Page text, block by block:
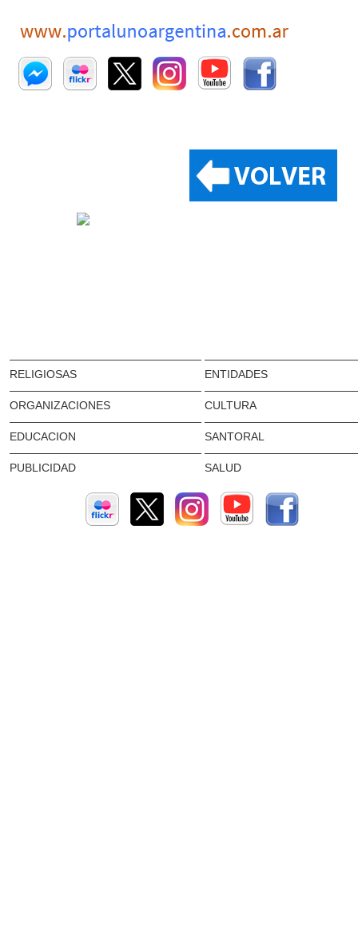
RELIGIOSAS ENTIDADES
ORGANIZACIONES CULTURA
EDUCACION SANTORAL
PUBLICIDAD SALUD